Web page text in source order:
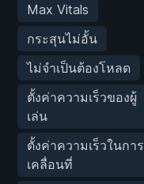
Max Vitals
กระสุนไม่อั้น
ไม่จำเป็นต้องโหลด
ตั้งค่าความเร็วของผู้
เล่น
ตั้งค่าความเร็วในการ
เคลื่อนที่